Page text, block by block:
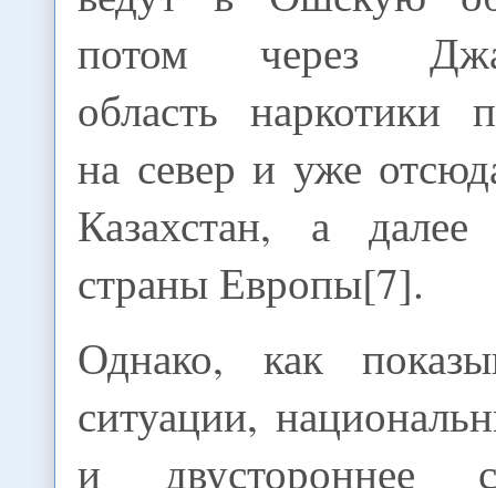
потом через
область наркотики
на север и уже
Казахстан, а
страны Европы[7].
Однако, как
ситуации,
и двустороннее